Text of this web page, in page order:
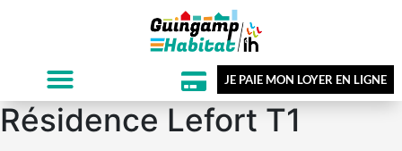
JE PAIE MON LOYER EN LIGNE
Résidence Lefort T1